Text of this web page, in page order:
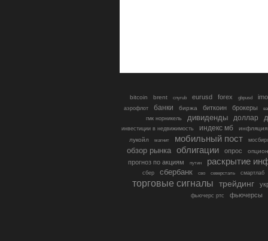
bitcoin brent cnyrub eurusd forex gbpusd
аэрофлот банки биржа биткоин брокеры
гмк норникель
дивиденды доллар
инвестиции в недвижимость индекс мб
инфляция
лукойл
магнит мобильный пост
обзор рынка облигации опрос
прогноз по акциям путин раскрытие
сбер сбербанк сво северсталь смартлаб
торговые сигналы трейдинг
фьючерс ртс фьючерсы